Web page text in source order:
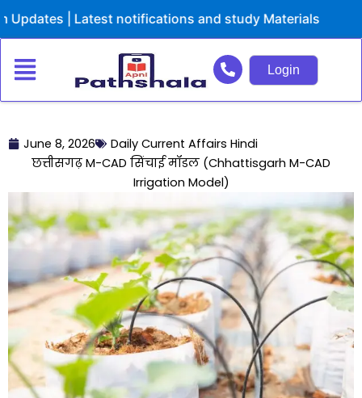
to
| Latest notifications and study Materials
Login
June 8, 2026
Daily Current Affairs Hindi
छत्तीसगढ़ M-CAD सिंचाई मॉडल (Chhattisgarh M-CAD
Irrigation Model)